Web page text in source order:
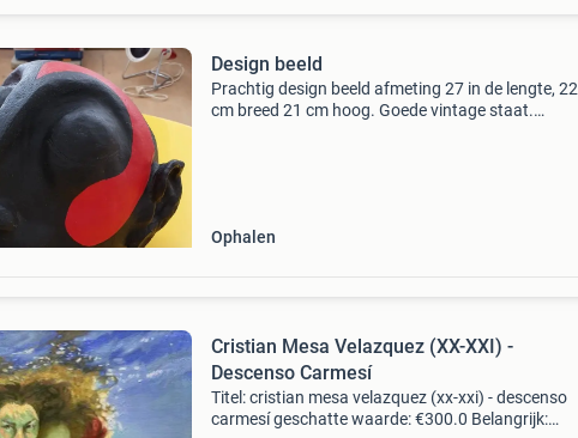
Design beeld
Prachtig design beeld afmeting 27 in de lengte, 22
cm breed 21 cm hoog. Goede vintage staat.
Ophalen
Cristian Mesa Velazquez (XX-XXI) -
Descenso Carmesí
Titel: cristian mesa velazquez (xx-xxi) - descenso
carmesí geschatte waarde: €300.0 Belangrijk: